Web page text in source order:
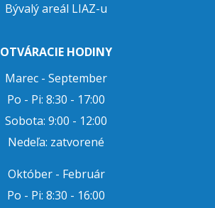
Bývalý areál LIAZ-u
OTVÁRACIE HODINY
Marec - September
Po - Pi: 8:30 - 17:00
Sobota: 9:00 - 12:00
Nedeľa: zatvorené
Október - Február
Po - Pi: 8:30 - 16:00